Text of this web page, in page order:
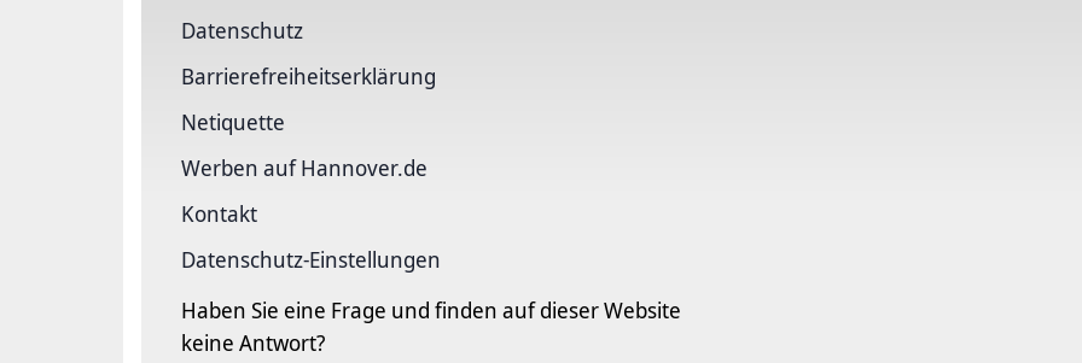
Datenschutz
Barriere­freiheits­erklärung
Netiquette
Werben auf Hannover.de
Kontakt
Datenschutz-Einstellungen
Haben Sie eine Frage und finden auf dieser Website
keine Antwort?